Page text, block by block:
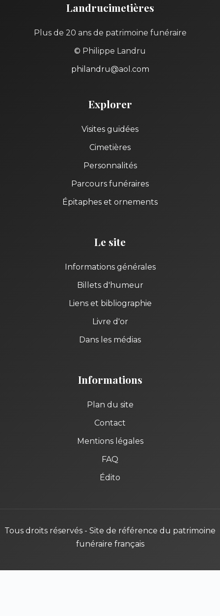
Landrucimetières
Plus de 20 ans de patrimoine funéraire
© Philippe Landru
philandru@aol.com
Explorer
Visites guidées
Cimetières
Personnalités
Parcours funéraires
Épitaphes et ornements
Le site
Informations générales
Billets d'humeur
Liens et bibliographie
Livre d'or
Dans les médias
Informations
Plan du site
Contact
Mentions légales
FAQ
Édito
Tous droits réservés - Site de référence du patrimoine
funéraire français